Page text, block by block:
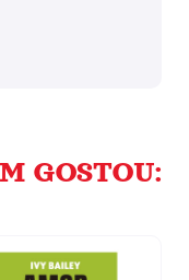
GOSTOU: